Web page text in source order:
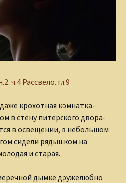
ч.4 Рассвело. гл.9
крохотная комнатка-
в стену питерского двора-
в освещении, в небольшом
сидели рядышком на
и старая.
дымке дружелюбно